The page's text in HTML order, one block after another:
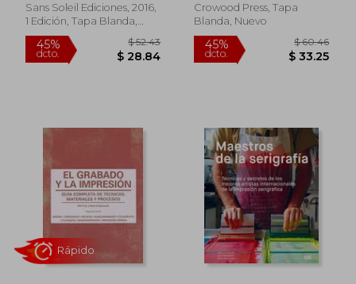
Sans Soleil Ediciones, 2016,
1 Edición, Tapa Blanda,
Nuevo
45%
dcto. $ 28.84
Crowood Press, Tapa
Blanda, Nuevo
45%
dcto.